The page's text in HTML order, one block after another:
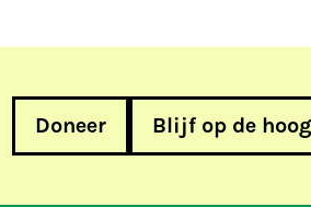
Doneer Blijf op de